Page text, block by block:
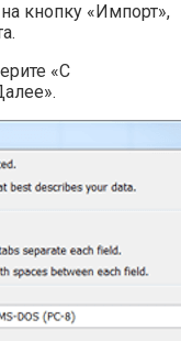
кнопку «Импорт»,
«С